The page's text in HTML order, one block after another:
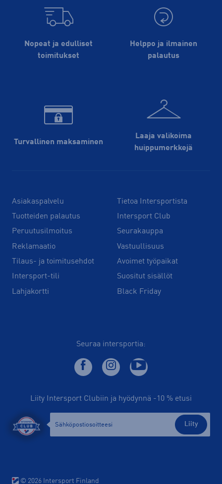
Nopeat ja edulliset
toimitukset
Helppo ja ilmainen
palautus
Turvallinen maksaminen
Laaja valikoima
huippu­merkkejä
Asiakaspalvelu
Tuotteiden palautus
Peruutusilmoitus
Reklamaatio
Tilaus- ja toimitusehdot
Intersport-tili
Lahjakortti
Tietoa Intersportista
Intersport Club
Seurakauppa
Vastuullisuus
Avoimet työpaikat
Suositut sisällöt
Black Friday
Seuraa intersportia:
Liity Intersport Clubiin ja hyödynnä -10 % etusi
Liity
© 2026 Intersport Finland